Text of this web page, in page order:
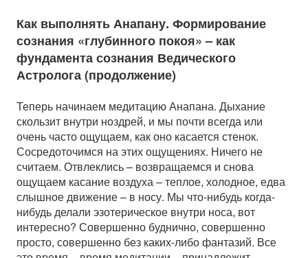
Как выполнять Анапану. Формирование
сознания «глубинного покоя» – как
фундамента сознания Ведического
Астролога (продолжение)
Теперь начинаем медитацию Анапана. Дыхание
скользит внутри ноздрей, и мы почти всегда или
очень часто ощущаем, как оно касается стенок.
Сосредоточимся на этих ощущениях. Ничего не
считаем. Отвлеклись – возвращаемся и снова
ощущаем касание воздуха – теплое, холодное, едва
слышное движение – в носу. Мы что-нибудь когда-
нибудь делали эзотерическое внутри носа, вот
интересно? Совершенно буднично, совершенно
просто, совершенно без каких-либо фантазий. Все